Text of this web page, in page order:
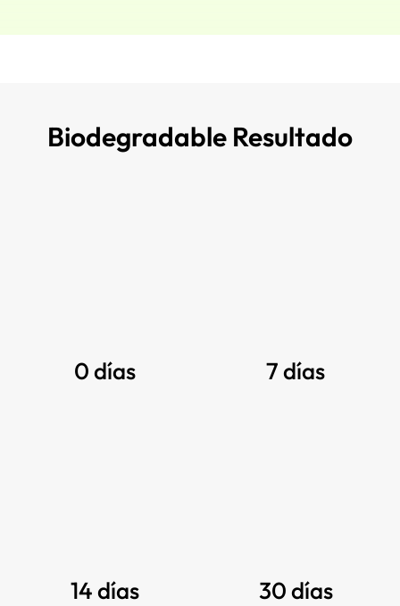
Biodegradable Resultado
0 días 7 días
14 días 30 días